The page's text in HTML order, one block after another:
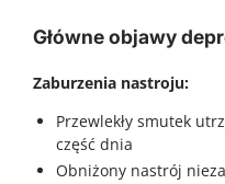
Główne objawy
Zaburzenia nastroju:
Przewlekły smutek
część dnia
Obniżony nastrój